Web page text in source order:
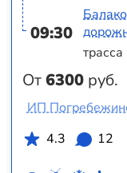
09:30
От6300 руб.
ИП
4.3
12